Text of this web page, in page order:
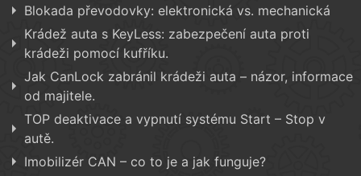
Blokada převodovky: elektronická vs. mechanická
Krádež auta s KeyLess: zabezpečení auta proti
krádeži pomocí kufříku.
Jak CanLock zabránil krádeži auta – názor, informace
od majitele.
TOP deaktivace a vypnutí systému Start – Stop v
autě.
Imobilizér CAN – co to je a jak funguje?